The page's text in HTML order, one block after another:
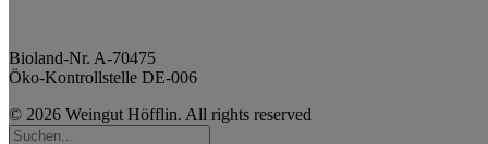
Bioland-Nr. A-70475
Öko-Kontrollstelle DE-006
© 2026 Weingut Höfflin. All rights reserved